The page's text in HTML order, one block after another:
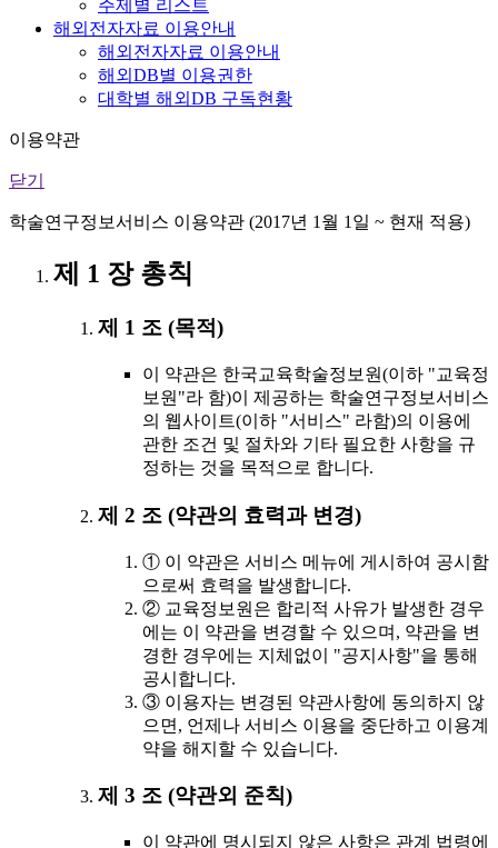
주제별 리스트
해외전자자료 이용안내
해외전자자료 이용안내
해외DB별 이용권한
대학별 해외DB 구독현황
이용약관
닫기
학술연구정보서비스 이용약관 (2017년 1월 1일 ~ 현재 적용)
제 1 장 총칙
제 1 조 (목적)
이 약관은 한국교육학술정보원(이하 "교육정
보원"라 함)이 제공하는 학술연구정보서비스
의 웹사이트(이하 "서비스" 라함)의 이용에
관한 조건 및 절차와 기타 필요한 사항을 규
정하는 것을 목적으로 합니다.
제 2 조 (약관의 효력과 변경)
① 이 약관은 서비스 메뉴에 게시하여 공시함
으로써 효력을 발생합니다.
② 교육정보원은 합리적 사유가 발생한 경우
에는 이 약관을 변경할 수 있으며, 약관을 변
경한 경우에는 지체없이 "공지사항"을 통해
공시합니다.
③ 이용자는 변경된 약관사항에 동의하지 않
으면, 언제나 서비스 이용을 중단하고 이용계
약을 해지할 수 있습니다.
제 3 조 (약관외 준칙)
이 약관에 명시되지 않은 사항은 관계 법령에